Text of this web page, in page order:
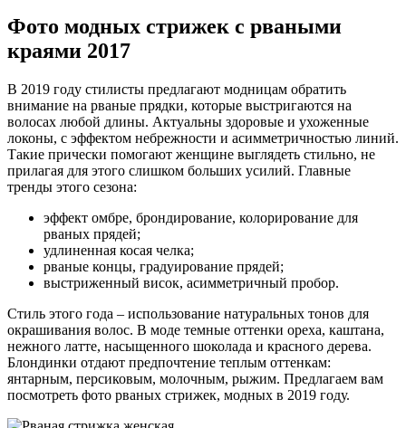
Фото модных стрижек с рваными
краями 2017
В 2019 году стилисты предлагают модницам обратить
внимание на рваные прядки, которые выстригаются на
волосах любой длины. Актуальны здоровые и ухоженные
локоны, с эффектом небрежности и асимметричностью линий.
Такие прически помогают женщине выглядеть стильно, не
прилагая для этого слишком больших усилий. Главные
тренды этого сезона:
эффект омбре, брондирование, колорирование для
рваных прядей;
удлиненная косая челка;
рваные концы, градуирование прядей;
выстриженный висок, асимметричный пробор.
Стиль этого года – использование натуральных тонов для
окрашивания волос. В моде темные оттенки ореха, каштана,
нежного латте, насыщенного шоколада и красного дерева.
Блондинки отдают предпочтение теплым оттенкам:
янтарным, персиковым, молочным, рыжим. Предлагаем вам
посмотреть фото рваных стрижек, модных в 2019 году.